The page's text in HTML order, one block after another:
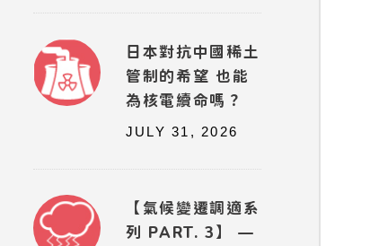
日本對抗中國稀土
管制的希望 也能
為核電續命嗎？
JULY 31, 2026
【氣候變遷調適系
列 PART. 3】 —